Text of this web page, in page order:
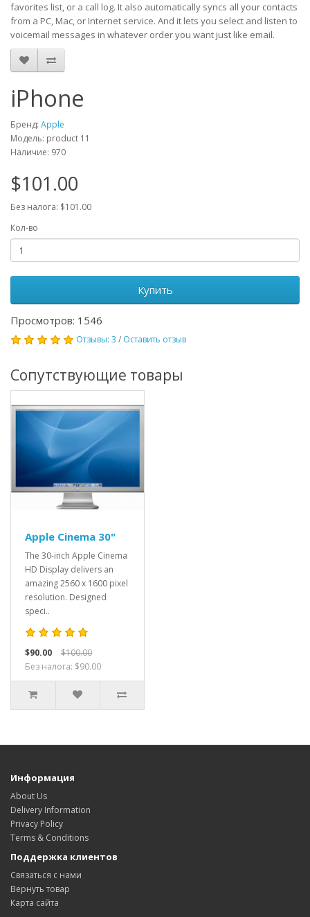
favorites list, or a call log. It also automatically syncs all your contacts
from a PC, Mac, or Internet service. And it lets you select and listen to
voicemail messages in whatever order you want just like email.
iPhone
Бренд: Apple
Модель: product 11
Наличие: 970
$101.00
Без налога: $101.00
Кол-во
Купить
Просмотров: 1546
Отзывы: 3 / Оставить отзыв
Сопутствующие товары
Apple Cinema 30"
The 30-inch Apple Cinema
HD Display delivers an
amazing 2560 x 1600 pixel
resolution. Designed
speci..
$90.00
$100.00
Без налога: $90.00
Информация
About Us
Delivery Information
Privacy Policy
Terms & Conditions
Поддержка клиентов
Связаться с нами
Вернуть товар
Карта сайта